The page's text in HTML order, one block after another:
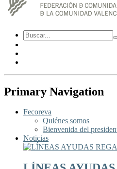
Primary Navigation
Fecoreva
Quiénes somos
Bienvenida del
Noticias